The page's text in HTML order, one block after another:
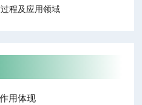
程及应用领域
用体现